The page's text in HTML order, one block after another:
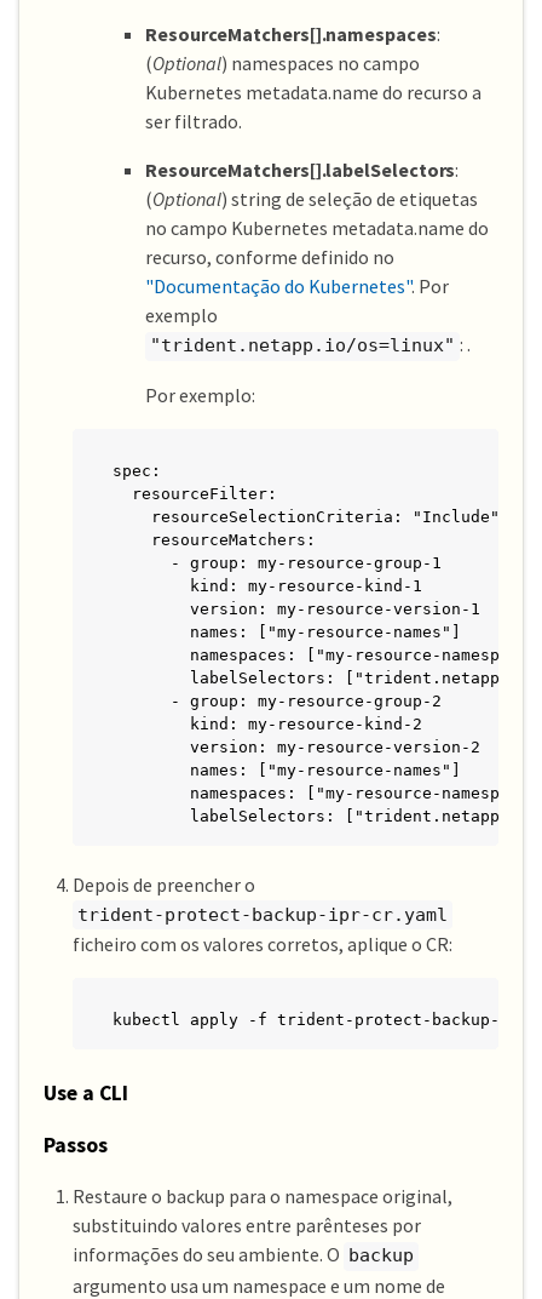
ResourceMatchers[].namespaces:
(Optional) namespaces no campo
Kubernetes metadata.name do recurso a
ser filtrado.
ResourceMatchers[].labelSelectors:
(Optional) string de seleção de etiquetas
no campo Kubernetes metadata.name do
recurso, conforme definido no
"Documentação do Kubernetes". Por
exemplo
"trident.netapp.io/os=linux" : .
Por exemplo:
spec:
  resourceFilter:
    resourceSelectionCriteria: "Include"
    resourceMatchers:
      - group: my-resource-group-1
        kind: my-resource-kind-1
        version: my-resource-version-1
        names: ["my-resource-names"]
namespaces: ["my-resource-
labelSelectors:
      - group: my-resource-group-2
        kind: my-resource-kind-2
        version: my-resource-version-2
        names: ["my-resource-names"]
namespaces: ["my-resource-
labelSelectors:
Depois de preencher o
trident-protect-backup-ipr-cr.yaml
ficheiro com os valores corretos, aplique o CR:
kubectl apply -f trident-protect-backup-ipr-
Use a CLI
Passos
Restaure o backup para o namespace original,
substituindo valores entre parênteses por
informações do seu ambiente. O backup
argumento usa um namespace e um nome de